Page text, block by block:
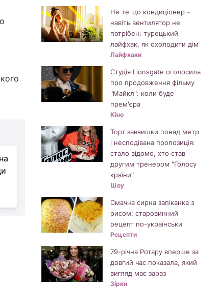
Не те що кондиціонер –
навіть вентилятор не
потрібен: турецький
лайфхак, як охолодити дім
Лайфхаки
Студія Lionsgate оголосила
про продовження фільму
"Майкл": коли буде
прем'єра
Кіно
Торт заввишки понад метр
і несподівана пропозиція:
стало відомо, хто став
другим тренером "Голосу
країни"
Шоу
Смачна сирна запіканка з
рисом: старовинний
рецепт по-українськи
Рецепти
79-річна Ротару вперше за
довгий час показала, який
вигляд має зараз
Зірки